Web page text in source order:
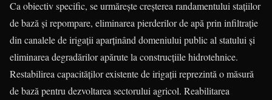
Ca obiectiv specific, se urmărește creşterea randamentului sta­ţiilor
de bază şi repompare, eliminarea pierderilor de apă prin infi­l­traţie
din canalele de irigaţii aparţinând domeniului public al statului şi
eliminarea degradărilor apărute la construcţiile hidrotehnice.
Restabilirea capacităţilor existente de irigaţii reprezintă o măsură
de bază pentru dezvoltarea sectorului agricol. Reabilitarea